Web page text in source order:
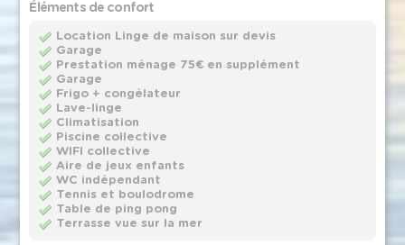
Éléments de confort
Location Linge de maison sur devis
Garage
Prestation ménage 75€ en supplément
Garage
Frigo + congélateur
Lave-linge
Climatisation
Piscine collective
WIFI collective
Aire de jeux enfants
WC indépendant
Tennis et boulodrome
Table de ping pong
Terrasse vue sur la mer